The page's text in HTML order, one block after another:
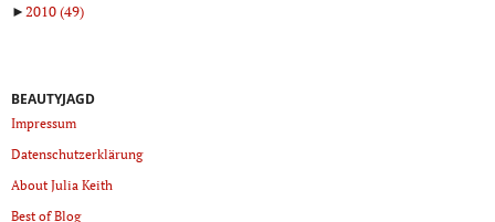
►2010(49)
BEAUTYJAGD
Impressum
Datenschutzerklärung
About Julia Keith
Best of Blog